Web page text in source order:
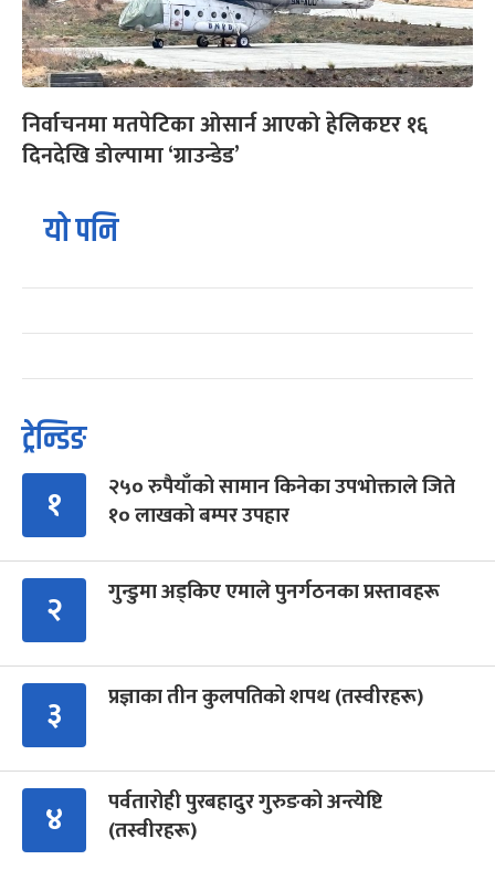
निर्वाचनमा मतपेटिका ओसार्न आएको हेलिकप्टर १६
दिनदेखि डोल्पामा ‘ग्राउन्डेड’
यो पनि
ट्रेन्डिङ
१
२५० रुपैयाँको सामान किनेका उपभोक्ताले जिते
१० लाखको बम्पर उपहार
२ गुन्डुमा अड्किए एमाले पुनर्गठनका प्रस्तावहरू
३ प्रज्ञाका तीन कुलपतिको शपथ (तस्वीरहरू)
४
पर्वतारोही पुरबहादुर गुरुङको अन्त्येष्टि
(तस्वीरहरू)